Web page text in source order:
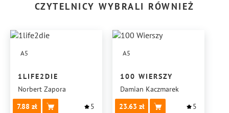
CZYTELNICY WYBRALI RÓWNIEŻ
A5
1LIFE2DIE
Norbert Zapora
7.88
5
A5
100 WIERSZY
Damian Kaczmarek
23.63
5